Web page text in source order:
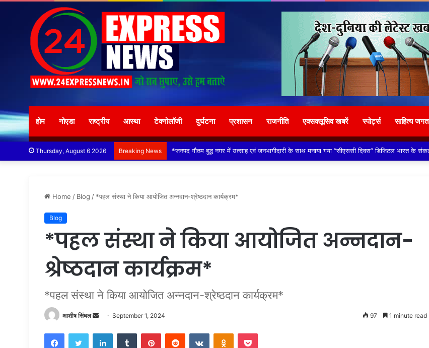
होम नोएडा राष्ट्रीय आस्था टेक्नोलॉजी दुर्घटना प्रशासन राजनीति एक्सक्लूसिव खबरें स्पोर्ट्स साहित्य जगत
Thursday, August 6 2026 Breaking News *विदेशी मूल के व्यक्तियों (नाइजीरियन) से परेशान होकर ग्राम वासियों ने रबूपुरा थाने में एक ज्ञापन दिया*
Home / Blog / *पहल संस्था ने किया आयोजित अन्नदान-श्रेष्ठदान कार्यक्रम*
Blog
*पहल संस्था ने किया आयोजित अन्नदान-
श्रेष्ठदान कार्यक्रम*
*पहल संस्था ने किया आयोजित अन्नदान-श्रेष्ठदान कार्यक्रम*
आशीष सिंघल
Send
email
September 1, 2024 97 1 minute read
FacebookTwitter LinkedInTumblr PinterestReddit VKontakteOdnoklassniki
Pocket